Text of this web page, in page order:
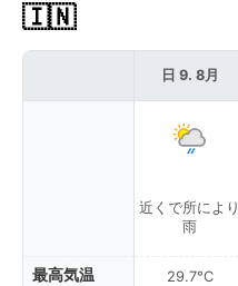
🇮🇳
最高気温
日 9. 8月
近くで所により
雨
29.7°C